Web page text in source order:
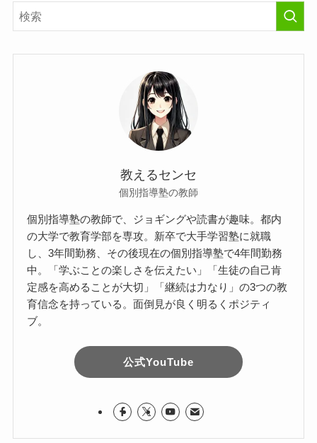
教えるセンセ
個別指導塾の教師
個別指導塾の教師で、ジョギングや読書が趣味。都内
の大学で教育学部を専攻。新卒で大手学習塾に就職
し、3年間勤務、その後現在の個別指導塾で4年間勤務
中。「学ぶことの楽しさを伝えたい」「生徒の自己肯
定感を高めることが大切」「継続は力なり」の3つの教
育信念を持っている。面倒見が良く明るくポジティ
ブ。
公式YouTube